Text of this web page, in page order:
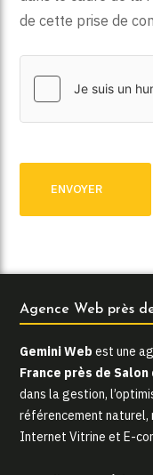
de cette prise de
Agence Web près
Gemini Web est une
France près de
dans la gestion,
référencement naturel,
Internet Vitrine et E-